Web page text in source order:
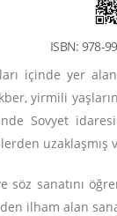
ISBN: 978-
içinde yer
yirmili
Sovyet
uzaklaşmış
sanatını
ilham alan